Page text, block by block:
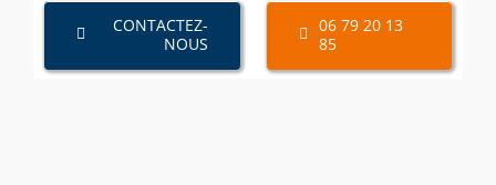
CONTACTEZ-
NOUS
06 79 20 13
85